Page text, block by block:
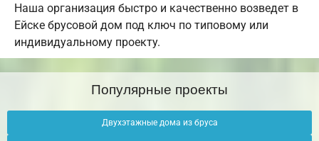
Наша организация быстро и качественно возведет в
Ейске брусовой дом под ключ по типовому или
индивидуальному проекту.
Популярные проекты
Двухэтажные дома из бруса